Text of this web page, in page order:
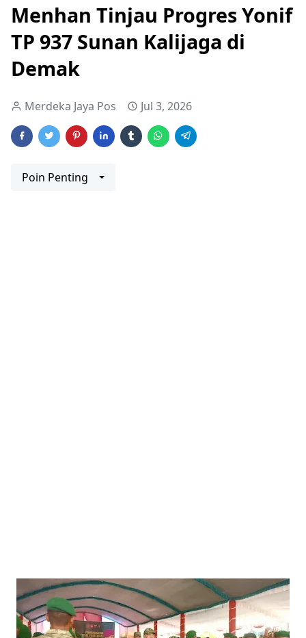
Menhan Tinjau Progres Yonif
TP 937 Sunan Kalijaga di
Demak
Merdeka Jaya Pos Jul 3, 2026
Poin Penting